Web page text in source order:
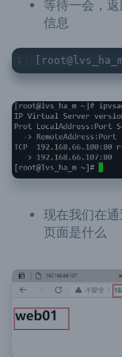
等待一会，
信息
现在我们在
页面是什么